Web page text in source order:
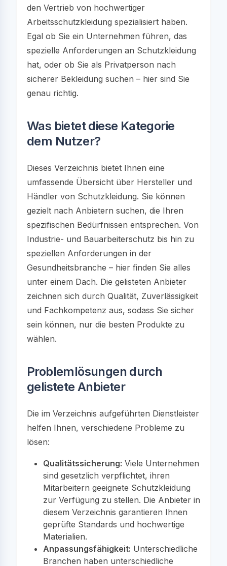
den Vertrieb von hochwertiger
Arbeitsschutzkleidung spezialisiert haben.
Egal ob Sie ein Unternehmen führen, das
spezielle Anforderungen an Schutzkleidung
hat, oder ob Sie als Privatperson nach
sicherer Bekleidung suchen – hier sind Sie
genau richtig.
Was bietet diese Kategorie
dem Nutzer?
Dieses Verzeichnis bietet Ihnen eine
umfassende Übersicht über Hersteller und
Händler von Schutzkleidung. Sie können
gezielt nach Anbietern suchen, die Ihren
spezifischen Bedürfnissen entsprechen. Von
Industrie- und Bauarbeiterschutz bis hin zu
speziellen Anforderungen in der
Gesundheitsbranche – hier finden Sie alles
unter einem Dach. Die gelisteten Anbieter
zeichnen sich durch Qualität, Zuverlässigkeit
und Fachkompetenz aus, sodass Sie sicher
sein können, nur die besten Produkte zu
wählen.
Problemlösungen durch
gelistete Anbieter
Die im Verzeichnis aufgeführten Dienstleister
helfen Ihnen, verschiedene Probleme zu
lösen:
Qualitätssicherung: Viele Unternehmen
sind gesetzlich verpflichtet, ihren
Mitarbeitern geeignete Schutzkleidung
zur Verfügung zu stellen. Die Anbieter in
diesem Verzeichnis garantieren Ihnen
geprüfte Standards und hochwertige
Materialien.
Anpassungsfähigkeit: Unterschiedliche
Branchen haben unterschiedliche